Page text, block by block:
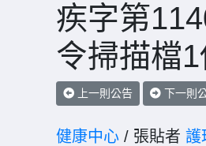
疾字第
令掃描檔1
上一則公告 下一則
健康中心 / 張貼者 護